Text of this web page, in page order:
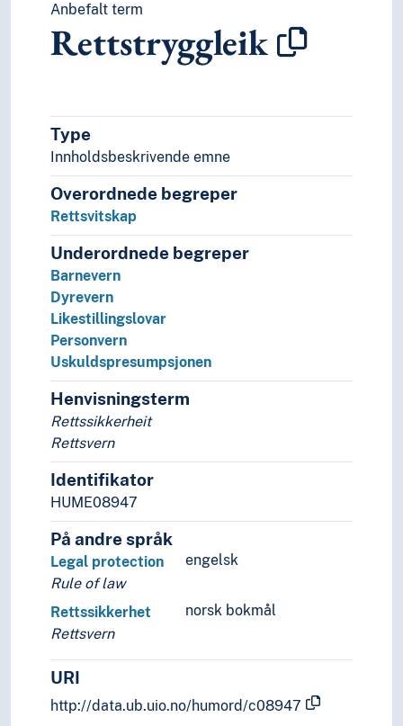
Anbefalt term
Rettstryggleik
Type
Innholdsbeskrivende emne
Overordnede begreper
Rettsvitskap
Underordnede begreper
Barnevern
Dyrevern
Likestillingslovar
Personvern
Uskuldspresumpsjonen
Henvisningsterm
Rettssikkerheit
Rettsvern
Identifikator
HUME08947
På andre språk
engelsk
Legal protection
Rule of law
norsk bokmål
Rettssikkerhet
Rettsvern
URI
http://data.ub.uio.no/humord/c08947